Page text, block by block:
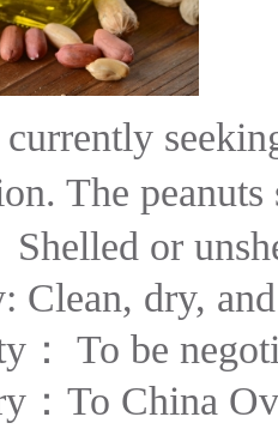
currently
The
Shelled or
Clean, dry,
： To be
：To China